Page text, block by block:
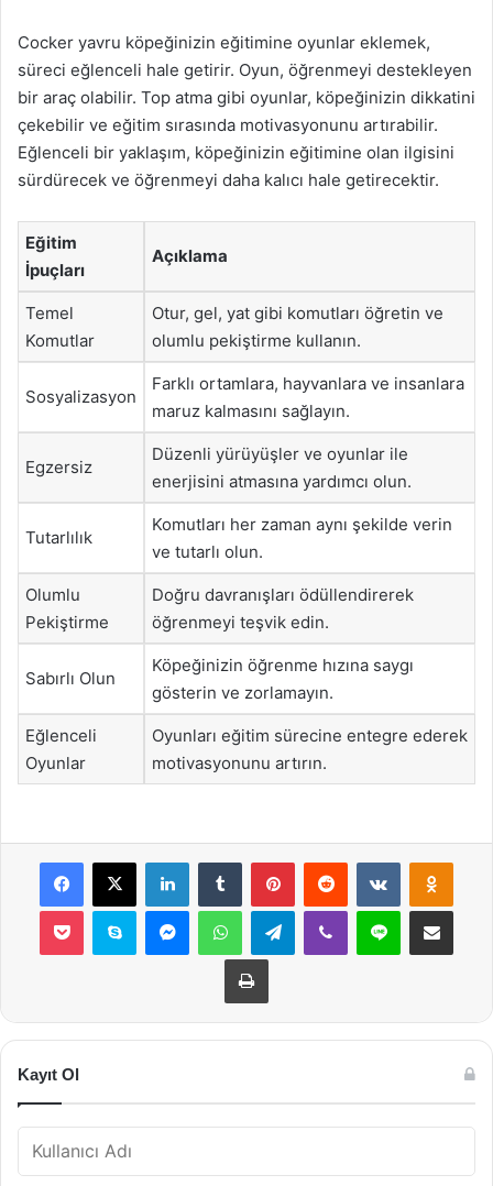
Cocker yavru köpeğinizin eğitimine oyunlar eklemek,
süreci eğlenceli hale getirir. Oyun, öğrenmeyi destekleyen
bir araç olabilir. Top atma gibi oyunlar, köpeğinizin dikkatini
çekebilir ve eğitim sırasında motivasyonunu artırabilir.
Eğlenceli bir yaklaşım, köpeğinizin eğitimine olan ilgisini
sürdürecek ve öğrenmeyi daha kalıcı hale getirecektir.
Eğitim
İpuçları
Açıklama
Temel
Komutlar
Otur, gel, yat gibi komutları öğretin ve
olumlu pekiştirme kullanın.
Sosyalizasyon
Farklı ortamlara, hayvanlara ve insanlara
maruz kalmasını sağlayın.
Egzersiz
Düzenli yürüyüşler ve oyunlar ile
enerjisini atmasına yardımcı olun.
Tutarlılık
Komutları her zaman aynı şekilde verin
ve tutarlı olun.
Olumlu
Pekiştirme
Doğru davranışları ödüllendirerek
öğrenmeyi teşvik edin.
Sabırlı Olun
Köpeğinizin öğrenme hızına saygı
gösterin ve zorlamayın.
Eğlenceli
Oyunlar
Oyunları eğitim sürecine entegre ederek
motivasyonunu artırın.
Facebook
X LinkedInTumblr PinterestReddit VKontakte
Pocket Skype MessengerWhatsAppTelegramViber Line E-Posta ile
Yazdır
Kayıt Ol